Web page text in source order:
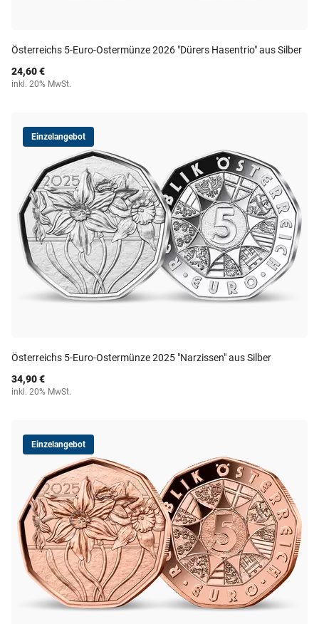
Österreichs 5-Euro-Ostermünze 2026 "Dürers Hasentrio" aus Silber
24,60 €
inkl. 20% MwSt.
Einzelangebot
Österreichs 5-Euro-Ostermünze 2025 "Narzissen" aus Silber
34,90 €
inkl. 20% MwSt.
Einzelangebot